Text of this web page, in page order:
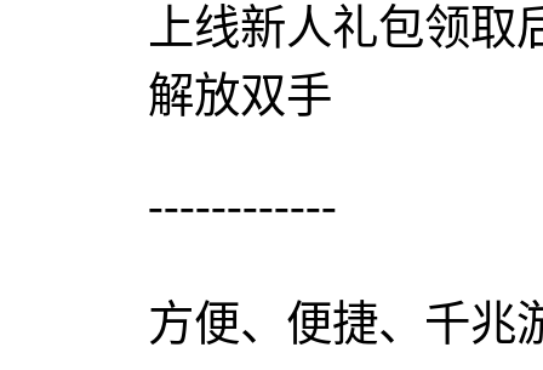
上线新人礼包领
解放双手
------------
方便、便捷、千兆